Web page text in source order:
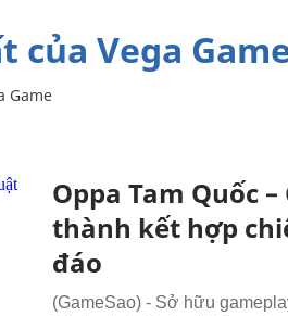
của Vega
Game
Oppa Tam Quốc
thành kết hợp
đáo
(GameSao) - Sở hữu